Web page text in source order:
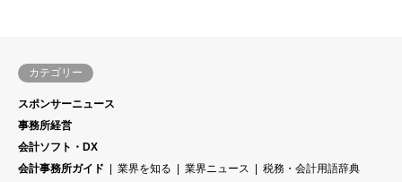
カテゴリー
スポンサーニュース
事務所経営
会計ソフト・DX
会計事務所ガイド
業界を知る 業界ニュース
税務・会計用語辞典